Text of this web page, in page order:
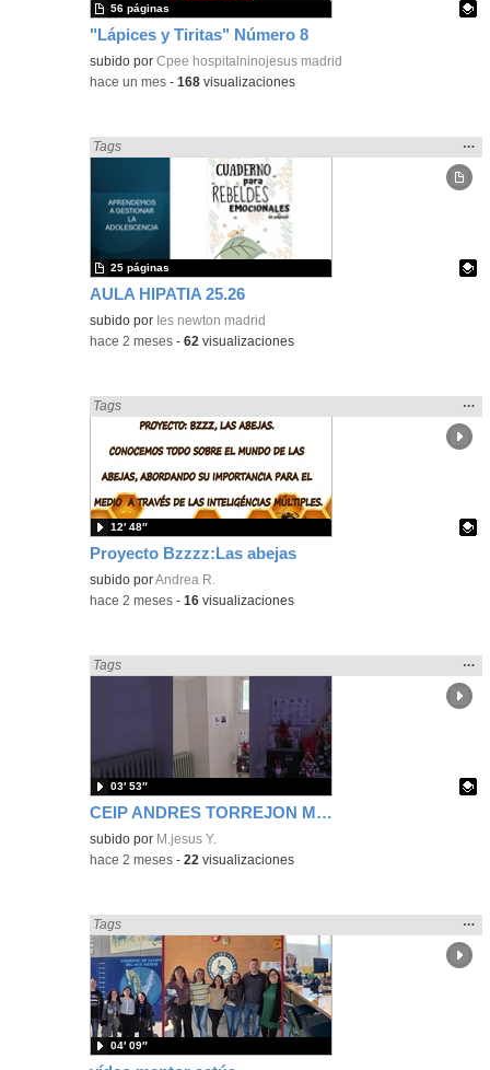
"Lápices y Tiritas" Número 8
Contenido educativo.
subido porCpee hospitalninojesus madrid
56 páginas
-hace un mes -168 visualizaciones
AULA HIPATIA 25.26
Encontrado «Interdisciplinar» en:
Tags
la
…
Contenido educativo.
subido por Ies newton madrid
25 páginas
-hace 2 meses -62 visualizaciones
Proyecto Bzzzz:Las abejas
Encontrado «Interdisciplinar» en:
Tags
la
…
Contenido educativo.
subido porAndrea R.
12′ 48″
-hace 2 meses -16 visualizaciones
CEIP ANDRES TORREJON MOSTOLES
Encontrado «Interdisciplinar» en:
Tags
la
…
Contenido educativo.
subido por M.jesus Y.
03′ 53″
-hace 2 meses -22 visualizaciones
Encontrado «Interdisciplinar» en:
Tags
la
…
04′ 09″